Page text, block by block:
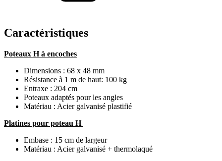
Caractéristiques
Poteaux H à encoches
Dimensions : 68 x 48 mm
Résistance à 1 m de haut: 100 kg
Entraxe : 204 cm
Poteaux adaptés pour les angles
Matériau : Acier galvanisé plastifié
Platines pour poteau H
Embase : 15 cm de largeur
Matériau : Acier galvanisé + thermolaqué